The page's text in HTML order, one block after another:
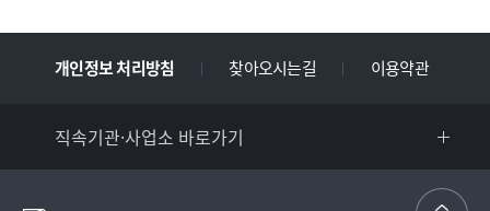
개인정보 처리방침 찾아오시는길 이용약관
직속기관·사업소 바로가기